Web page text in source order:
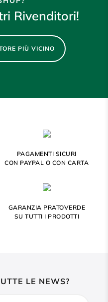
Rivenditori!
PIÙ VICINO
PAGAMENTI SICURI
CON PAYPAL O CON CARTA
GARANZIA PRATOVERDE
SU TUTTI I PRODOTTI
LE NEWS?